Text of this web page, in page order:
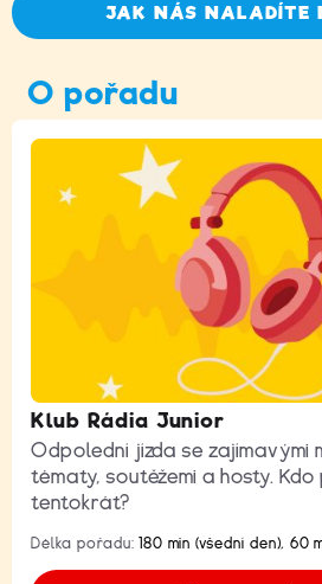
JAK NÁS NALADÍTE
O pořadu
Klub Rádia Junior
Odpolední jízda se zajímavými
tématy, soutěžemi a hosty.
tentokrát?
Délka pořadu:180 min (všední den), 60